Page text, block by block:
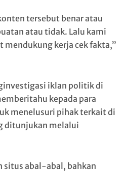
tersebut benar atau
atau tidak. Lalu kami
mendukung kerja cek fakta,”
iklan politik di
kepada para
menelusuri pihak terkait di
ditunjukan melalui
situs abal-abal, bahkan